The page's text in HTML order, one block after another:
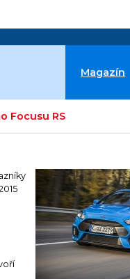
Magazín
Focusu RS